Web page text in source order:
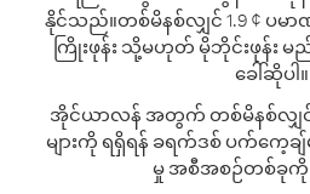
နိုင်သည်။တစ်မိနစ်လျှင် 1.9 ¢ ပမ
ကြိုးဖုန်း သို့မဟုတ် မိုဘိုင်းဖုန်း
ခေါ်ဆိုပါ။
အိုင်ယာလန် အတွက် တစ်မိနစ်လျှင်
များကို ရရှိရန် ခရက်ဒစ် ပက်ကေ့ခ
မှု အစီအစဉ်တစ်ခုကို